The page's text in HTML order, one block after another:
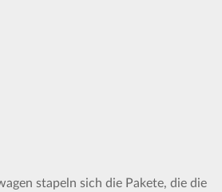
stapeln sich die Pakete, die die